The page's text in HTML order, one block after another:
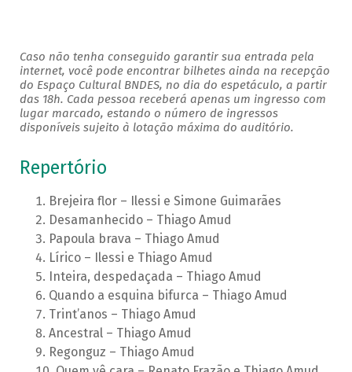
Caso não tenha conseguido garantir sua entrada pela
internet, você pode encontrar bilhetes ainda na recepção
do Espaço Cultural BNDES, no dia do espetáculo, a partir
das 18h. Cada pessoa receberá apenas um ingresso com
lugar marcado, estando o número de ingressos
disponíveis sujeito à lotação máxima do auditório.
Repertório
Brejeira flor – Ilessi e Simone Guimarães
Desamanhecido – Thiago Amud
Papoula brava – Thiago Amud
Lírico – Ilessi e Thiago Amud
Inteira, despedaçada – Thiago Amud
Quando a esquina bifurca – Thiago Amud
Trint’anos – Thiago Amud
Ancestral – Thiago Amud
Regonguz – Thiago Amud